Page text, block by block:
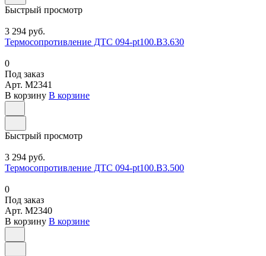
Быстрый просмотр
3 294 руб.
Термосопротивление ДТС 094-pt100.В3.630
0
Под заказ
Арт. M2341
В корзину В корзине
Быстрый просмотр
3 294 руб.
Термосопротивление ДТС 094-pt100.В3.500
0
Под заказ
Арт. M2340
В корзину В корзине